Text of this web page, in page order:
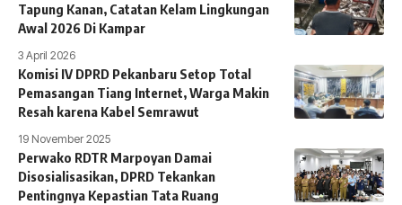
Tapung Kanan, Catatan Kelam Lingkungan
Awal 2026 Di Kampar
3 April 2026
Komisi IV DPRD Pekanbaru Setop Total
Pemasangan Tiang Internet, Warga Makin
Resah karena Kabel Semrawut
19 November 2025
Perwako RDTR Marpoyan Damai
Disosialisasikan, DPRD Tekankan
Pentingnya Kepastian Tata Ruang